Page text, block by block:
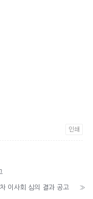
인쇄
이사회 심의 결과 공고 »